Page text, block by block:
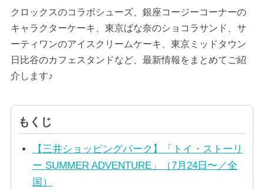
クロックスのコラボシューズ、銀座コージーコーナーの
キャラクターケーキ、東京ばな奈のショコラサンド、サ
ーティワンのアイスクリームケーキ、東京ミッドタウン
日比谷のカフェスタンドなど、最新情報をまとめてご紹
介します♪
もくじ
【三井ショッピングパーク】「トイ・ストーリ
ー SUMMER ADVENTURE」（7月24日〜／全
国）